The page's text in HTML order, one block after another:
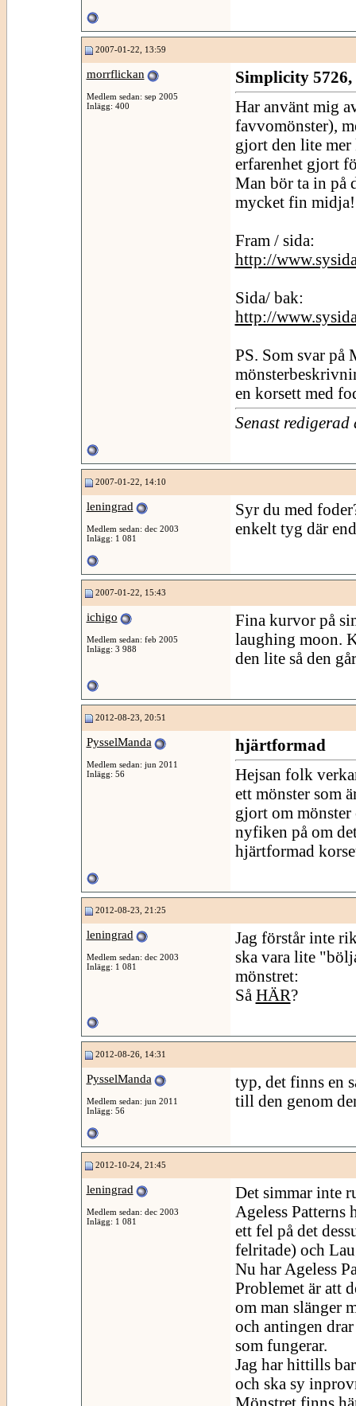
2007-01-22, 13:59
morrflickan
Medlem sedan: sep 2005
Inlägg: 400
Simplicity
Har använt mig
favvomönster),
gjort den lite
erfarenhet gjort
Man bör ta in på
mycket fin midja!
Fram / sida:
http://
Sida/ bak:
http://
PS. Som svar på
en korsett med
Senast
2007-01-22, 14:10
leningrad
Medlem sedan: dec 2003
Inlägg: 1 081
Syr du med
enkelt tyg där
2007-01-22, 15:43
ichigo
Medlem sedan: feb 2005
Inlägg: 3 988
Fina kurvor på
laughing moon.
den lite så den
2012-08-23, 20:51
PysselManda
Medlem sedan: jun 2011
Inlägg: 56
hjärtformad
Hejsan folk
ett mönster som
gjort om mönster
nyfiken på om
hjärtformad
2012-08-23, 21:25
leningrad
Medlem sedan: dec 2003
Inlägg: 1 081
Jag förstår inte
ska vara lite
mönstret:
Så HÄR?
2012-08-26, 14:31
PysselManda
Medlem sedan: jun 2011
Inlägg: 56
typ, det finns en
till den genom
2012-10-24, 21:45
leningrad
Medlem sedan: dec 2003
Inlägg: 1 081
Det simmar inte
Ageless Patterns
ett fel på det
felritade) och
Nu har Ageless
Problemet är att
om man slänger
och antingen
som fungerar.
Jag har hittills
och ska sy